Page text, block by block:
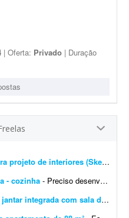
| Oferta: Privado | Duração
Detalhamento de marcenaria para projeto de interiores (SketchUp)
- cozinha - Preciso desenvolver o projeto de móveis da minha casa. Espero que o profissional proponha soluções baseadas nas medidas do ambiente e gere um projeto de corte compatível...
Móveis planejados para sala de jantar integrada com sala de TV